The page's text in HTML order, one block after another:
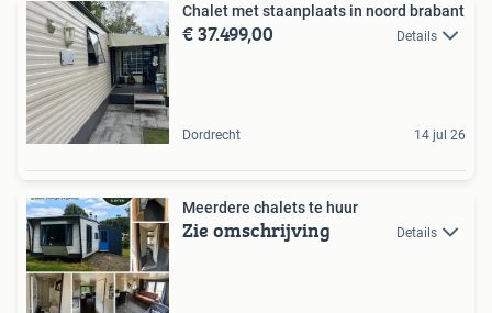
Chalet met staanplaats in noord brabant
€ 37.499,00 Details
Dordrecht 14 jul 26
Meerdere chalets te huur
Zie omschrijving Details